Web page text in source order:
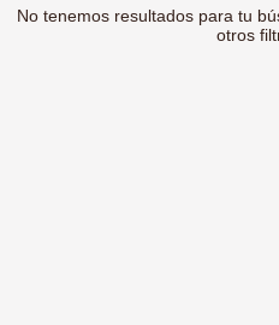
No tenemos resultados para tu
otros